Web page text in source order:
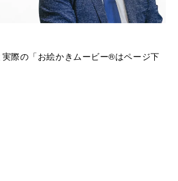
際の「お絵かきムービー®はページ下